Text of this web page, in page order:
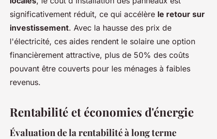
significativement réduit, ce qui accélère le retour sur
investissement. Avec la hausse des prix de
l'électricité, ces aides rendent le solaire une option
financièrement attractive, plus de 50% des coûts
pouvant être couverts pour les ménages à faibles
revenus.
Rentabilité et économies d'énergie
Évaluation de la rentabilité à long terme